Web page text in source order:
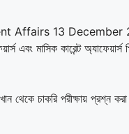
Affairs 13 December
এবং মাসিক কারেন্ট
থেকে চাকরি পরীক্ষায় প্রশ্ন